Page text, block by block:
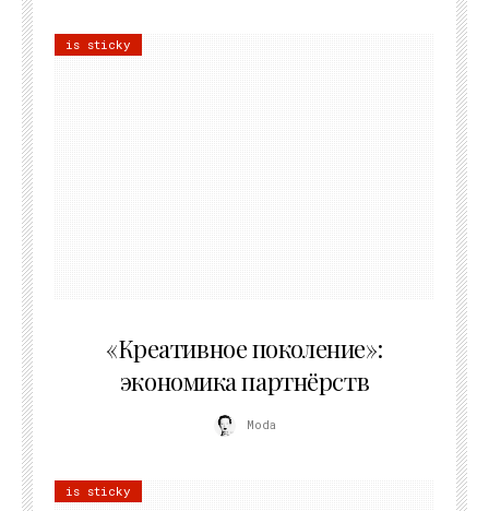
is sticky
«Креативное поколение»:
экономика партнёрств
Moda
is sticky